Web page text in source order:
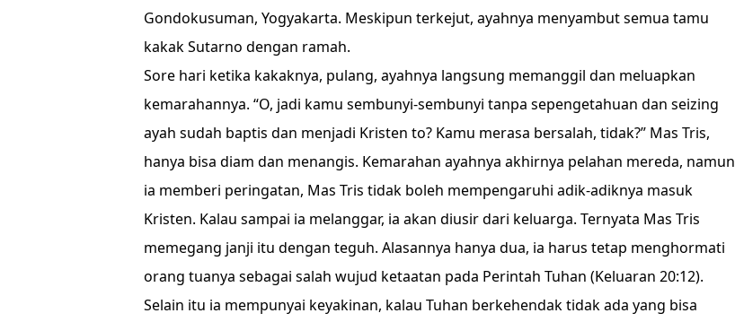
Gondokusuman, Yogyakarta. Meskipun terkejut, ayahnya menyambut semua tamu
kakak Sutarno dengan ramah.
Sore hari ketika kakaknya, pulang, ayahnya langsung memanggil dan meluapkan
kemarahannya. “O, jadi kamu sembunyi-sembunyi tanpa sepengetahuan dan seizing
ayah sudah baptis dan menjadi Kristen to? Kamu merasa bersalah, tidak?” Mas Tris,
hanya bisa diam dan menangis. Kemarahan ayahnya akhirnya pelahan mereda, namun
ia memberi peringatan, Mas Tris tidak boleh mempengaruhi adik-adiknya masuk
Kristen. Kalau sampai ia melanggar, ia akan diusir dari keluarga. Ternyata Mas Tris
memegang janji itu dengan teguh. Alasannya hanya dua, ia harus tetap menghormati
orang tuanya sebagai salah wujud ketaatan pada Perintah Tuhan (Keluaran 20:12).
Selain itu ia mempunyai keyakinan, kalau Tuhan berkehendak tidak ada yang bisa